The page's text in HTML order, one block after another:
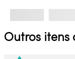
Outros itens